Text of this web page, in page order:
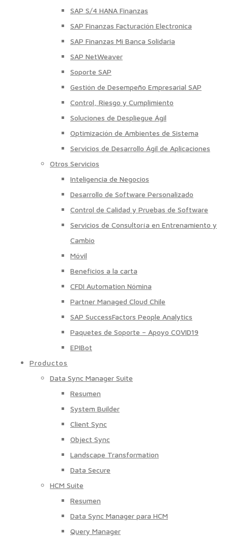
SAP S/4 HANA Finanzas
SAP Finanzas Facturación Electronica
SAP Finanzas Mi Banca Solidaria
SAP NetWeaver
Soporte SAP
Gestión de Desempeño Empresarial SAP
Control, Riesgo y Cumplimiento
Soluciones de Despliegue Ágil
Optimización de Ambientes de Sistema
Servicios de Desarrollo Ágil de Aplicaciones
Otros Servicios
Inteligencia de Negocios
Desarrollo de Software Personalizado
Control de Calidad y Pruebas de Software
Servicios de Consultoría en Entrenamiento y
Cambio
Móvil
Beneficios a la carta
CFDI Automation Nómina
Partner Managed Cloud Chile
SAP SuccessFactors People Analytics
Paquetes de Soporte – Apoyo COVID19
EPIBot
Productos
Data Sync Manager Suite
Resumen
System Builder
Client Sync
Object Sync
Landscape Transformation
Data Secure
HCM Suite
Resumen
Data Sync Manager para HCM
Query Manager